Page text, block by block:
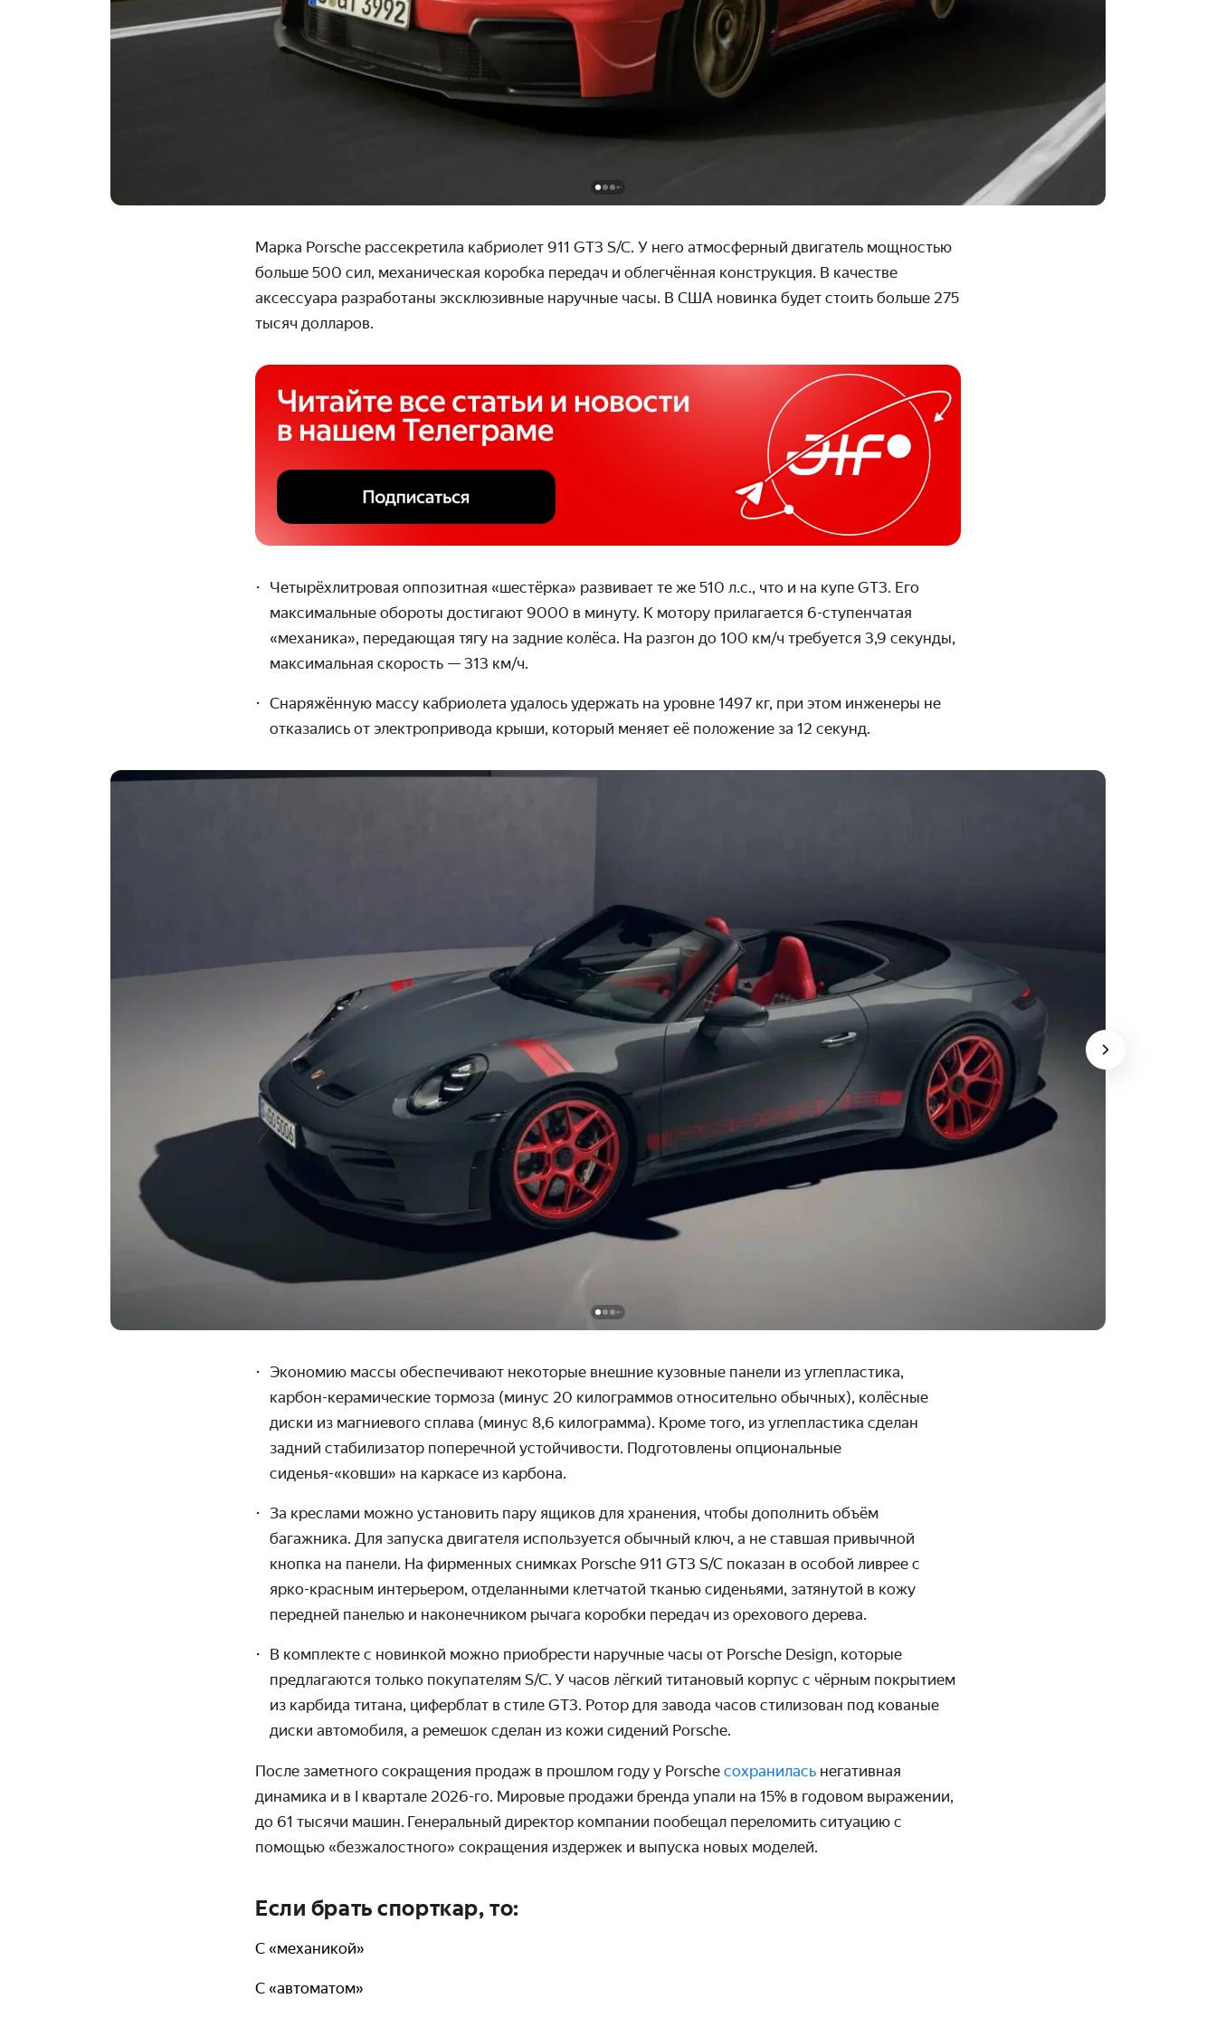
Марка Porsche рассекретила кабриолет 911 GT3 S/C. У него атмосферный двигатель мощностью
больше 500 сил, механическая коробка передач и облегчённая конструкция. В качестве
аксессуара разработаны эксклюзивные наручные часы. В США новинка будет стоить больше 275
тысяч долларов.
Четырёхлитровая оппозитная «шестёрка» развивает те же 510 л.с., что и на купе GT3. Его
максимальные обороты достигают 9000 в минуту. К мотору прилагается 6-ступенчатая
«механика», передающая тягу на задние колёса. На разгон до 100 км/ч требуется 3,9 секунды,
максимальная скорость — 313 км/ч.
Снаряжённую массу кабриолета удалось удержать на уровне 1497 кг, при этом инженеры не
отказались от электропривода крыши, который меняет её положение за 12 секунд.
Экономию массы обеспечивают некоторые внешние кузовные панели из углепластика,
карбон-керамические тормоза (минус 20 килограммов относительно обычных), колёсные
диски из магниевого сплава (минус 8,6 килограмма). Кроме того, из углепластика сделан
задний стабилизатор поперечной устойчивости. Подготовлены опциональные
сиденья-«ковши» на каркасе из карбона.
За креслами можно установить пару ящиков для хранения, чтобы дополнить объём
багажника. Для запуска двигателя используется обычный ключ, а не ставшая привычной
кнопка на панели. На фирменных снимках Porsche 911 GT3 S/C показан в особой ливрее с
ярко-красным интерьером, отделанными клетчатой тканью сиденьями, затянутой в кожу
передней панелью и наконечником рычага коробки передач из орехового дерева.
В комплекте с новинкой можно приобрести наручные часы от Porsche Design, которые
предлагаются только покупателям S/C. У часов лёгкий титановый корпус с чёрным покрытием
из карбида титана, циферблат в стиле GT3. Ротор для завода часов стилизован под кованые
диски автомобиля, а ремешок сделан из кожи сидений Porsche.
После заметного сокращения продаж в прошлом году у Porsche сохранилась негативная
динамика и в I квартале 2026-го. Мировые продажи бренда упали на 15% в годовом выражении,
до 61 тысячи машин. Генеральный директор компании пообещал переломить ситуацию с
помощью «безжалостного» сокращения издержек и выпуска новых моделей.
Если брать спорткар, то:
С «механикой»
С «автоматом»